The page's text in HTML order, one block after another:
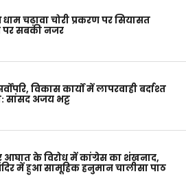
धाम चढ़ावा चोरी प्रकरण पर सियासत
पर सबकी नजर
विकास कार्यों में लापरवाही बर्दाश्त
सांसद अजय भट्ट
आघात के विरोध में कांग्रेस का शंखनाद,
में हुआ सामूहिक हनुमान चालीसा पाठ